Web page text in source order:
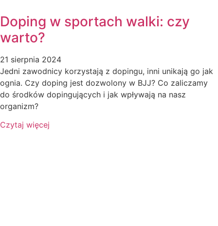
Doping w sportach walki: czy
warto?
21 sierpnia 2024
Jedni zawodnicy korzystają z dopingu, inni unikają go jak
ognia. Czy doping jest dozwolony w BJJ? Co zaliczamy
do środków dopingujących i jak wpływają na nasz
organizm?
Czytaj więcej